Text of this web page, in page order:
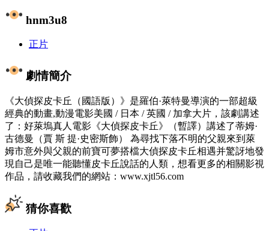
hnm3u8
正片
劇情簡介
《大偵探皮卡丘（國語版）》是羅伯·萊特曼導演的一部超級
經典的動畫,動漫電影美國 / 日本 / 英國 / 加拿大片，該劇講述
了：好萊塢真人電影《大偵探皮卡丘》（暫譯）講述了蒂姆·
古德曼（賈 斯 提·史密斯飾） 為尋找下落不明的父親來到萊
姆市意外與父親的前寶可夢搭檔大偵探皮卡丘相遇并驚訝地發
現自己是唯一能聽懂皮卡丘說話的人類，想看更多的相關影視
作品，請收藏我們的網站：www.xjtl56.com
猜你喜歡